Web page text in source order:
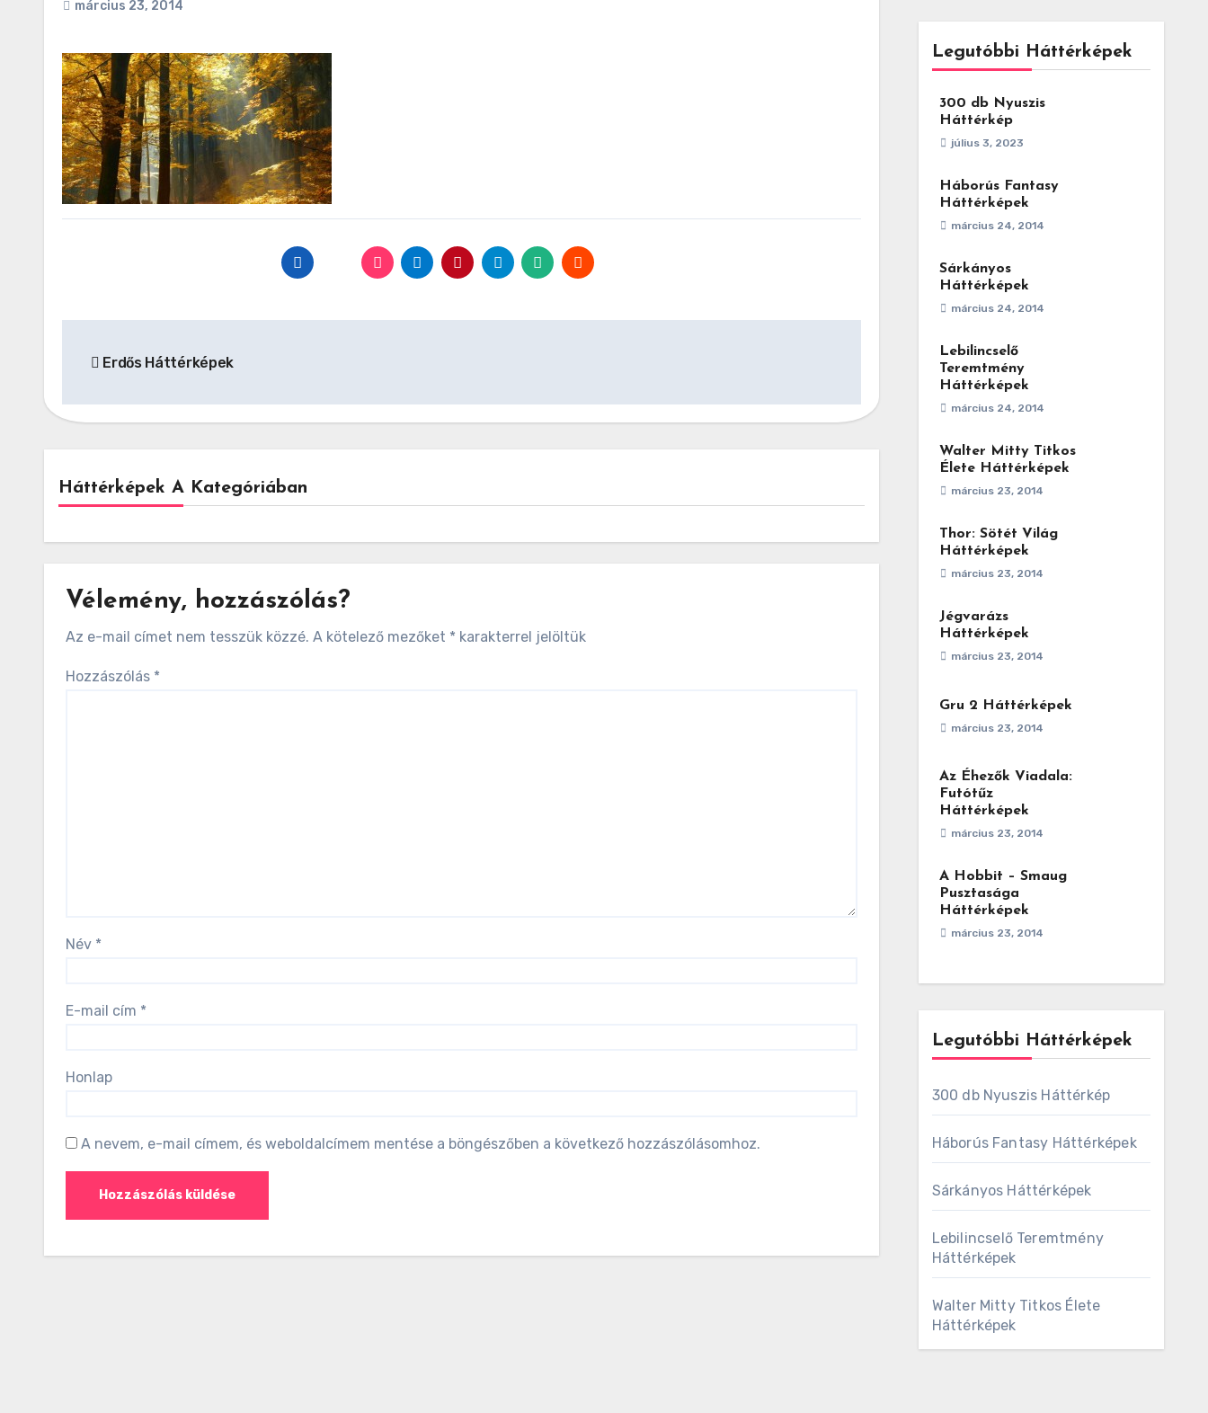
március 23, 2014
navigáció
Erdős Háttérképek
Háttérképek A Kategóriában
Vélemény, hozzászólás?
Az e-mail címet nem tesszük közzé. A kötelező mezőket * karakterrel jelöltük
Hozzászólás *
Név *
E-mail cím *
Honlap
A nevem, e-mail címem, és weboldalcímem mentése a böngészőben a következő hozzászólásomhoz.
Legutóbbi Háttérképek
300 db Nyuszis
Háttérkép
július 3, 2023
Háborús Fantasy
Háttérképek
március 24, 2014
Sárkányos
Háttérképek
március 24, 2014
Lebilincselő
Teremtmény
Háttérképek
március 24, 2014
Walter Mitty Titkos
Élete Háttérképek
március 23, 2014
Thor: Sötét Világ
Háttérképek
március 23, 2014
Jégvarázs
Háttérképek
március 23, 2014
Gru 2 Háttérképek
március 23, 2014
Az Éhezők Viadala:
Futótűz
Háttérképek
március 23, 2014
A Hobbit – Smaug
Pusztasága
Háttérképek
március 23, 2014
Legutóbbi Háttérképek
300 db Nyuszis Háttérkép
Háborús Fantasy Háttérképek
Sárkányos Háttérképek
Lebilincselő Teremtmény
Háttérképek
Walter Mitty Titkos Élete
Háttérképek